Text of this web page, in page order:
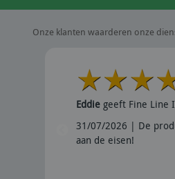
Onze klanten waarderen onze
Eddiegeeft Fine Line
31/07/2026 | De
aan de eisen!